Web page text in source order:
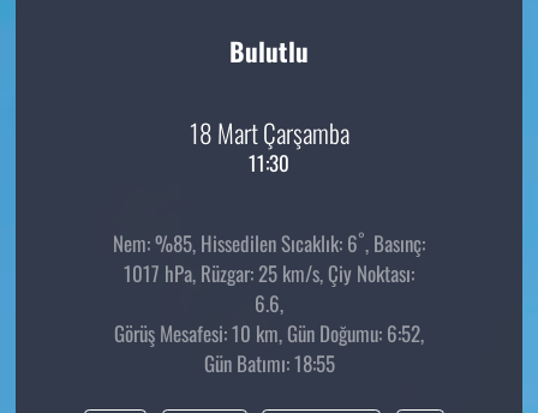
Bulutlu
18 Mart Çarşamba
11:30
Nem: %85, Hissedilen Sıcaklık: 6°, Basınç:
1017 hPa, Rüzgar: 25 km/s, Çiy Noktası:
6.6,
Görüş Mesafesi: 10 km, Gün Doğumu: 6:52,
Gün Batımı: 18:55